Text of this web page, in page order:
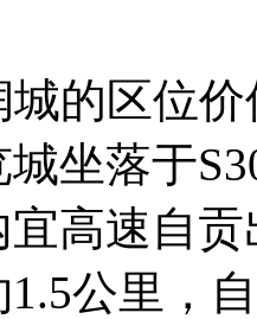
城的区位
坐落于
高速自
公里，